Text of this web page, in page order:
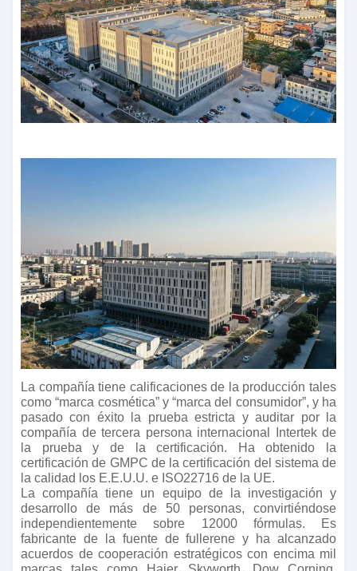
La compañía tiene calificaciones de la producción tales
como “marca cosmética” y “marca del consumidor”, y ha
pasado con éxito la prueba estricta y auditar por la
compañía de tercera persona internacional Intertek de
la prueba y de la certificación. Ha obtenido la
certificación de GMPC de la certificación del sistema de
la calidad los E.E.U.U. e ISO22716 de la UE.
La compañía tiene un equipo de la investigación y
desarrollo de más de 50 personas, convirtiéndose
independientemente sobre 12000 fórmulas. Es
fabricante de la fuente de fullerene y ha alcanzado
acuerdos de cooperación estratégicos con encima mil